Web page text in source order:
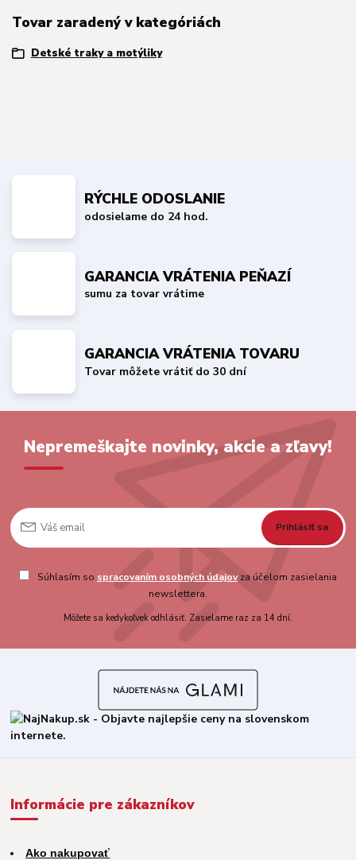
Tovar zaradený v kategóriách
Detské traky a motýliky
RÝCHLE ODOSLANIE
odosielame do 24 hod.
GARANCIA VRÁTENIA PEŇAZÍ
sumu za tovar vrátime
GARANCIA VRÁTENIA TOVARU
Tovar môžete vrátiť do 30 dní
Nepremeškajte novinky, akcie a zľavy!
Prihlásiť sa
Súhlasím so spracovaním osobných údajovza účelom zasielania
newslettera.
Môžete sa kedykoľvek odhlásiť. Zasielame raz za 14 dní.
Informácie pre zákazníkov
Ako nakupovať